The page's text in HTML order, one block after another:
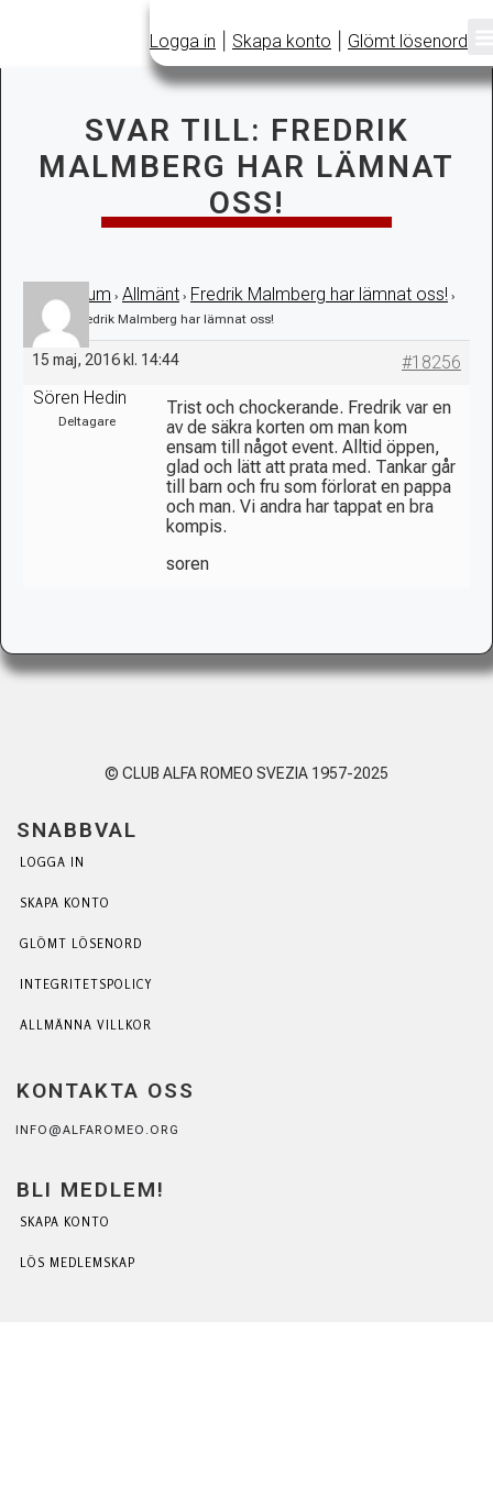
Logga in Skapa konto Glömt lösenord
SVAR TILL: FREDRIK
MALMBERG HAR LÄMNAT
OSS!
› Forum › Allmänt › Fredrik Malmberg har lämnat oss! ›
Svar till: Fredrik Malmberg har lämnat oss!
15 maj, 2016 kl. 14:44
#18256
Sören Hedin
Deltagare
Trist och chockerande. Fredrik var en
av de säkra korten om man kom
ensam till något event. Alltid öppen,
glad och lätt att prata med. Tankar går
till barn och fru som förlorat en pappa
och man. Vi andra har tappat en bra
kompis.
soren
© CLUB ALFA ROMEO SVEZIA 1957-2025
SNABBVAL
LOGGA IN
SKAPA KONTO
GLÖMT LÖSENORD
INTEGRITETSPOLICY
ALLMÄNNA VILLKOR
KONTAKTA OSS
INFO@ALFAROMEO.ORG
BLI MEDLEM!
SKAPA KONTO
LÖS MEDLEMSKAP